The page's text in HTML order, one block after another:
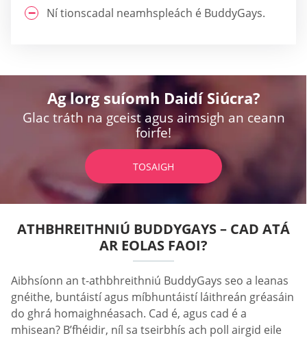
Ní tionscadal neamhspleách é BuddyGays.
Ag lorg suíomh Daidí Siúcra?
Glac tráth na gceist agus aimsigh an ceann
foirfe!
TOSAIGH
ATHBHREITHNIÚ BUDDYGAYS – CAD ATÁ
AR EOLAS FAOI?
Aibhsíonn an t-athbhreithniú BuddyGays seo a leanas
gnéithe, buntáistí agus míbhuntáistí láithreán gréasáin
do ghrá homaighnéasach. Cad é, agus cad é a
mhisean? B’fhéidir, níl sa tseirbhís ach poll airgid eile